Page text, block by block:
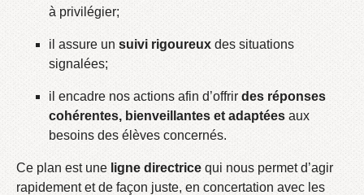
à privilégier;
il assure un suivi rigoureux des situations
signalées;
il encadre nos actions afin d’offrir des réponses
cohérentes, bienveillantes et adaptées aux
besoins des élèves concernés.
Ce plan est une ligne directrice qui nous permet d’agir
rapidement et de façon juste, en concertation avec les